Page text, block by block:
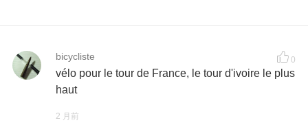
bicycliste 0
vélo pour le tour de France, le tour d'ivoire le plus
haut
2 月前